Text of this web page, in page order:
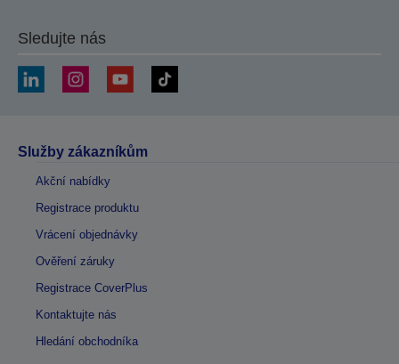
Sledujte nás
Služby zákazníkům
Akční nabídky
Registrace produktu
Vrácení objednávky
Ověření záruky
Registrace CoverPlus
Kontaktujte nás
Hledání obchodníka